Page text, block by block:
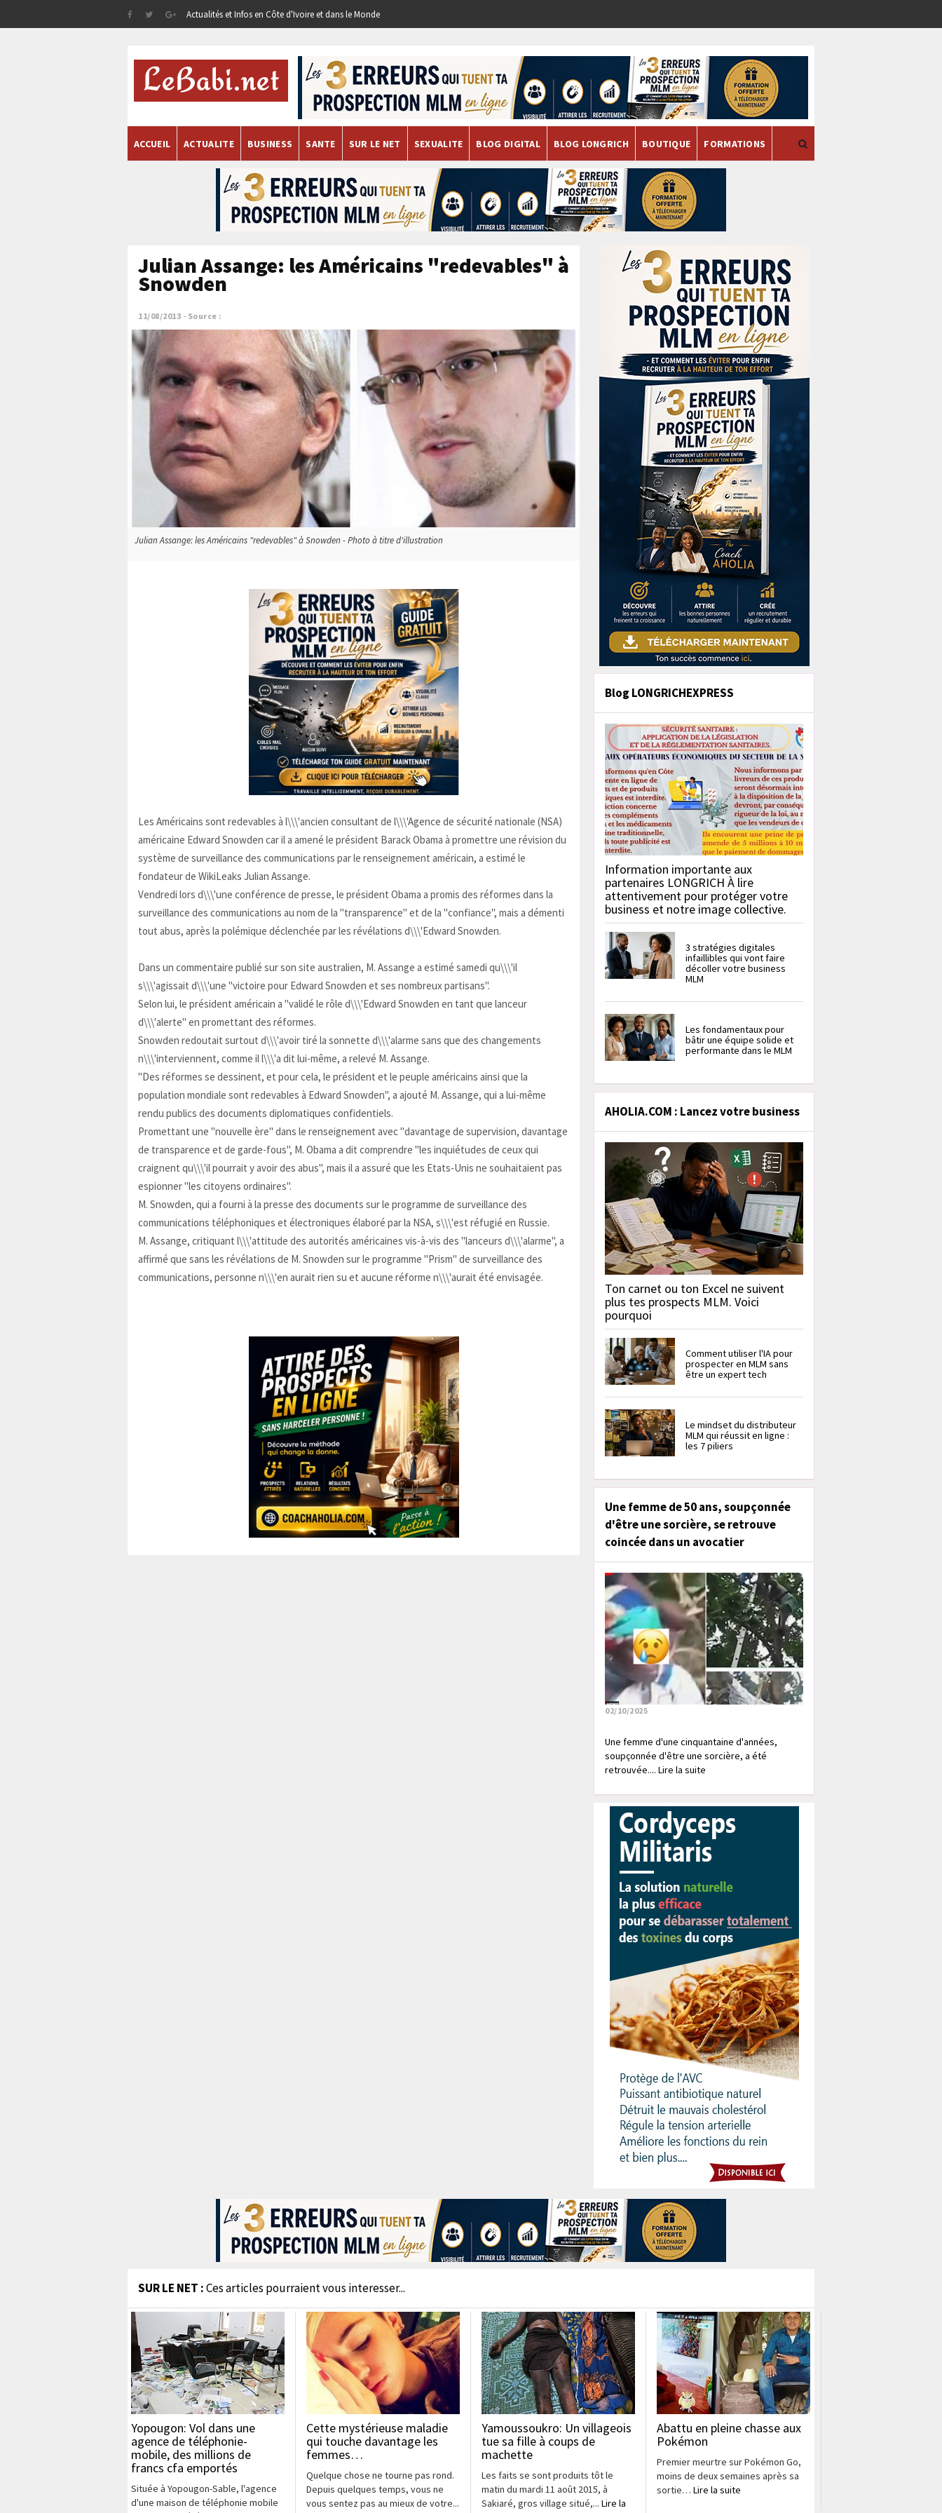
Actualités et Infos en Côte d'Ivoire et dans le Monde
ACCUEIL ACTUALITE BUSINESS SANTE SUR LE NET SEXUALITE BLOG DIGITAL BLOG LONGRICH BOUTIQUE FORMATIONS
Julian Assange: les Américains "redevables" à
Snowden
11/08/2013 Source :
Julian Assange: les Américains "redevables" à Snowden - Photo à titre d'illustration
Les Américains sont redevables à l\\\'ancien consultant de l\\\'Agence de sécurité nationale (NSA)
américaine Edward Snowden car il a amené le président Barack Obama à promettre une révision du
système de surveillance des communications par le renseignement américain, a estimé le
fondateur de WikiLeaks Julian Assange.
Vendredi lors d\\\'une conférence de presse, le président Obama a promis des réformes dans la
surveillance des communications au nom de la "transparence" et de la "confiance", mais a démenti
tout abus, après la polémique déclenchée par les révélations d\\\'Edward Snowden.
Dans un commentaire publié sur son site australien, M. Assange a estimé samedi qu\\\'il
s\\\'agissait d\\\'une "victoire pour Edward Snowden et ses nombreux partisans".
Selon lui, le président américain a "validé le rôle d\\\'Edward Snowden en tant que lanceur
d\\\'alerte" en promettant des réformes.
Snowden redoutait surtout d\\\'avoir tiré la sonnette d\\\'alarme sans que des changements
n\\\'interviennent, comme il l\\\'a dit lui-même, a relevé M. Assange.
"Des réformes se dessinent, et pour cela, le président et le peuple américains ainsi que la
population mondiale sont redevables à Edward Snowden", a ajouté M. Assange, qui a lui-même
rendu publics des documents diplomatiques confidentiels.
Promettant une "nouvelle ère" dans le renseignement avec "davantage de supervision, davantage
de transparence et de garde-fous", M. Obama a dit comprendre "les inquiétudes de ceux qui
craignent qu\\\'il pourrait y avoir des abus", mais il a assuré que les Etats-Unis ne souhaitaient pas
espionner "les citoyens ordinaires".
M. Snowden, qui a fourni à la presse des documents sur le programme de surveillance des
communications téléphoniques et électroniques élaboré par la NSA, s\\\'est réfugié en Russie.
M. Assange, critiquant l\\\'attitude des autorités américaines vis-à-vis des "lanceurs d\\\'alarme", a
affirmé que sans les révélations de M. Snowden sur le programme "Prism" de surveillance des
communications, personne n\\\'en aurait rien su et aucune réforme n\\\'aurait été envisagée.
Blog LONGRICHEXPRESS
Information importante aux
partenaires LONGRICH À lire
attentivement pour protéger votre
business et notre image collective.
3 stratégies digitales
infaillibles qui vont faire
décoller votre business
MLM
Les fondamentaux pour
bâtir une équipe solide et
performante dans le MLM
AHOLIA.COM : Lancez votre business
Ton carnet ou ton Excel ne suivent
plus tes prospects MLM. Voici
pourquoi
Comment utiliser l'IA pour
prospecter en MLM sans
être un expert tech
Le mindset du distributeur
MLM qui réussit en ligne :
les 7 piliers
Une femme de 50 ans, soupçonnée
d'être une sorcière, se retrouve
coincée dans un avocatier
02/10/2025
Une femme d'une cinquantaine d'années,
soupçonnée d'être une sorcière, a été
retrouvée.... Lire la suite
SUR LE NET :Ces articles pourraient vous interesser...
Yopougon: Vol dans une
agence de téléphonie-
mobile, des millions de
francs cfa emportés
Située à Yopougon-Sable, l'agence
d'une maison de téléphonie mobile
Cette mystérieuse maladie
qui touche davantage les
femmes…
Quelque chose ne tourne pas rond.
Depuis quelques temps, vous ne
vous sentez pas au mieux de votre...
Yamoussoukro: Un villageois
tue sa fille à coups de
machette
Les faits se sont produits tôt le
matin du mardi 11 août 2015, à
Sakiaré, gros village situé,... Lire la
Abattu en pleine chasse aux
Pokémon
Premier meurtre sur Pokémon Go,
moins de deux semaines après sa
sortie… Lire la suite